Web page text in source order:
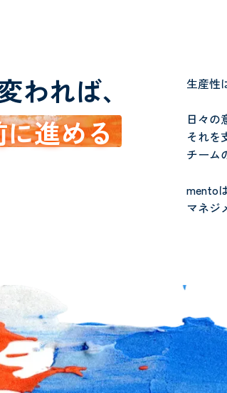
われば、
進める
生産性
日々の
それを
チーム
mento
マネジ